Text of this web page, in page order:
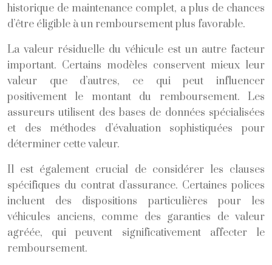
historique de maintenance complet, a plus de chances
d’être éligible à un remboursement plus favorable.
La valeur résiduelle du véhicule est un autre facteur
important. Certains modèles conservent mieux leur
valeur que d’autres, ce qui peut influencer
positivement le montant du remboursement. Les
assureurs utilisent des bases de données spécialisées
et des méthodes d’évaluation sophistiquées pour
déterminer cette valeur.
Il est également crucial de considérer les clauses
spécifiques du contrat d’assurance. Certaines polices
incluent des dispositions particulières pour les
véhicules anciens, comme des garanties de valeur
agréée, qui peuvent significativement affecter le
remboursement.